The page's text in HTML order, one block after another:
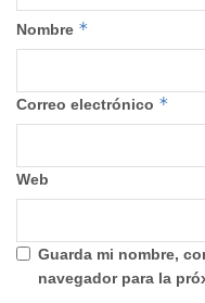
Nombre *
Correo electrónico *
Web
Guarda mi nombre,
navegador para la